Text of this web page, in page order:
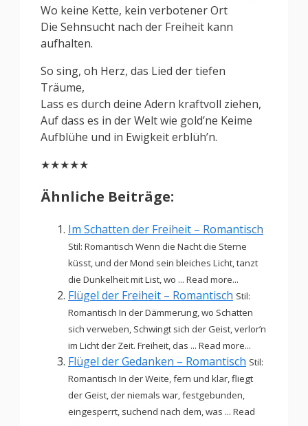
Wo keine Kette, kein verbotener Ort
Die Sehnsucht nach der Freiheit kann
aufhalten.
So sing, oh Herz, das Lied der tiefen
Träume,
Lass es durch deine Adern kraftvoll ziehen,
Auf dass es in der Welt wie gold’ne Keime
Aufblühe und in Ewigkeit erblüh’n.
★★★★★
Ähnliche Beiträge:
Im Schatten der Freiheit – Romantisch
Stil: Romantisch Wenn die Nacht die Sterne
küsst, und der Mond sein bleiches Licht, tanzt
die Dunkelheit mit List, wo ... Read more...
Flügel der Freiheit – Romantisch Stil:
Romantisch In der Dämmerung, wo Schatten
sich verweben, Schwingt sich der Geist, verlor’n
im Licht der Zeit. Freiheit, das ... Read more...
Flügel der Gedanken – Romantisch Stil:
Romantisch In der Weite, fern und klar, fliegt
der Geist, der niemals war, festgebunden,
eingesperrt, suchend nach dem, was ... Read